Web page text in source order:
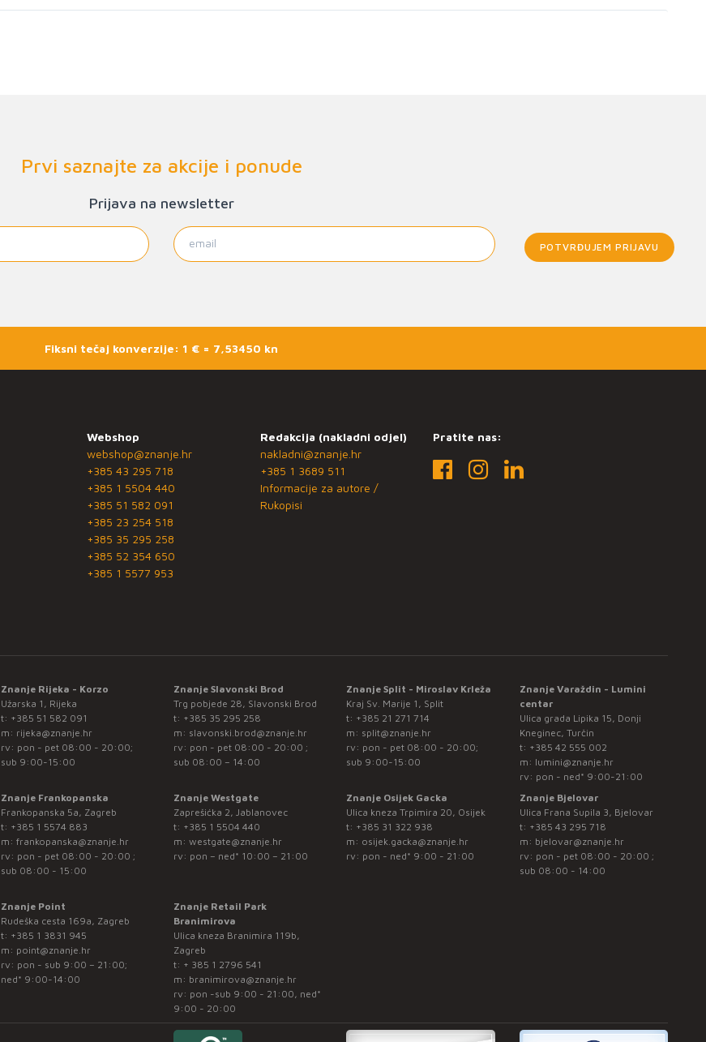
Prvi saznajte za akcije i ponude
Prijava na newsletter
POTVRĐUJEM PRIJAVU
Fiksni tečaj konverzije: 1 € = 7,53450 kn
Webshop
webshop@znanje.hr
+385 43 295 718
+385 1 5504 440
+385 51 582 091
+385 23 254 518
+385 35 295 258
+385 52 354 650
+385 1 5577 953
Redakcija (nakladni odjel)
nakladni@znanje.hr
+385 1 3689 511
Informacije za autore /
Rukopisi
Pratite nas:
Znanje Rijeka - Korzo
Užarska 1, Rijeka
t: +385 51 582 091
m: rijeka@znanje.hr
rv: pon - pet 08:00 - 20:00;
sub 9:00-15:00
Znanje Slavonski Brod
Trg pobjede 28, Slavonski Brod
t: +385 35 295 258
m: slavonski.brod@znanje.hr
rv: pon - pet 08:00 - 20:00 ;
sub 08:00 – 14:00
Znanje Split - Miroslav Krleža
Kraj Sv. Marije 1, Split
t: +385 21 271 714
m: split@znanje.hr
rv: pon - pet 08:00 - 20:00;
sub 9:00-15:00
Znanje Varaždin - Lumini
centar
Ulica grada Lipika 15, Donji
Kneginec, Turčin
t: +385 42 555 002
m: lumini@znanje.hr
rv: pon - ned* 9:00-21:00
Znanje Frankopanska
Frankopanska 5a, Zagreb
t: +385 1 5574 883
m: frankopanska@znanje.hr
rv: pon - pet 08:00 - 20:00 ;
sub 08:00 - 15:00
Znanje Westgate
Zaprešićka 2, Jablanovec
t: +385 1 5504 440
m: westgate@znanje.hr
rv: pon – ned* 10:00 – 21:00
Znanje Osijek Gacka
Ulica kneza Trpimira 20, Osijek
t: +385 31 322 938
m: osijek.gacka@znanje.hr
rv: pon - ned* 9:00 - 21:00
Znanje Bjelovar
Ulica Frana Supila 3, Bjelovar
t: +385 43 295 718
m: bjelovar@znanje.hr
rv: pon - pet 08:00 - 20:00 ;
sub 08:00 - 14:00
Znanje Point
Rudeška cesta 169a, Zagreb
t: +385 1 3831 945
m: point@znanje.hr
rv: pon - sub 9:00 – 21:00;
ned* 9:00-14:00
Znanje Retail Park
Branimirova
Ulica kneza Branimira 119b,
Zagreb
t: + 385 1 2796 541
m: branimirova@znanje.hr
rv: pon -sub 9:00 - 21:00, ned*
9:00 - 20:00